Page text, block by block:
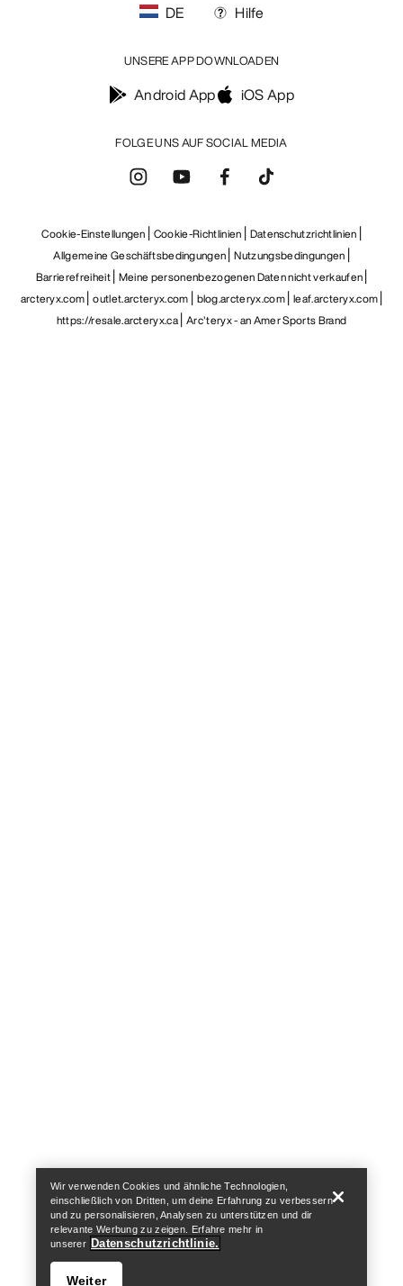
FOLGE UNS AUF SOCIAL MEDIA
DE Hilfe
UNSERE APP DOWNLOADEN
Android App iOS App
Cookie-Einstellungen Cookie-Richtlinien Datenschutzrichtlinien
Allgemeine Geschäftsbedingungen Nutzungsbedingungen
Barrierefreiheit Meine personenbezogenen Daten nicht verkaufen
arcteryx.com outlet.arcteryx.com blog.arcteryx.com leaf.arcteryx.com
https://resale.arcteryx.ca Arc'teryx - an Amer Sports Brand
Wir verwenden Cookies und ähnliche Technologien,
einschließlich von Dritten, um deine Erfahrung zu verbessern
und zu personalisieren, Analysen zu unterstützen und dir
relevante Werbung zu zeigen. Erfahre mehr in
unserer Datenschutzrichtlinie.
Weiter